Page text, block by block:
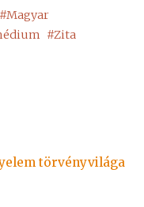
#Magyar
#Zita
törvényvilága